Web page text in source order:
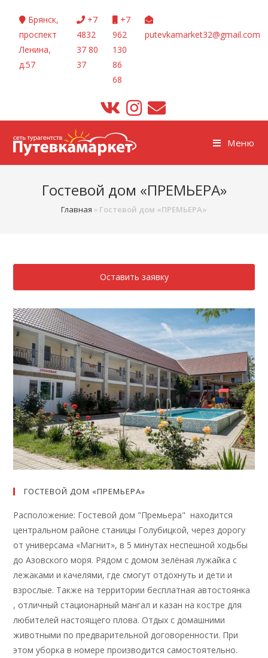
Перейти
содержимому
Брянск,
проспект
Ленина,
д.57
+7
4832
37 80
37
+7
962
130
86
68
putevkamarket32@gmail.com
Меню
Гостевой дом «ПРЕМЬЕРА»
Главная » Гостевой дом «ПРЕМЬЕРА»
Оставить заявку
ГОСТЕВОЙ ДОМ «ПРЕМЬЕРА»
Расположение: Гостевой дом "Премьера" находится
центральном районе станицы Голубицкой, через дорогу
от универсама «Магнит», в 5 минутах неспешной ходьбы
до Азовского моря. Рядом с домом зелёная лужайка с
лежаками и качелями, где смогут отдохнуть и дети и
взрослые. Также на территории бесплатная автостоянка
, отличный стационарный мангал и казан на костре для
любителей настоящего плова. Отдых с домашними
животными по предварительной договоренности. При
этом уборка в номере производится самостоятельно.